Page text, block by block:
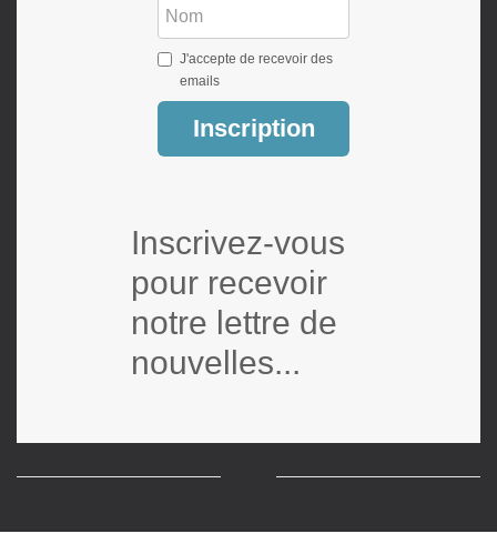
J'accepte de recevoir des
emails
Inscription
Inscrivez-vous
pour recevoir
notre lettre de
nouvelles...